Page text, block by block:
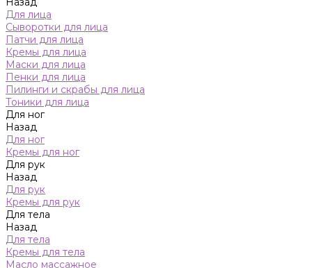
Для лица
Сыворотки для лица
Патчи для лица
Кремы для лица
Маски для лица
Пенки для лица
Пилинги и скрабы для лица
Тоники для лица
Для ног
Назад
Для ног
Кремы для ног
Для рук
Назад
Для рук
Кремы для рук
Для тела
Назад
Для тела
Кремы для тела
Масло массажное